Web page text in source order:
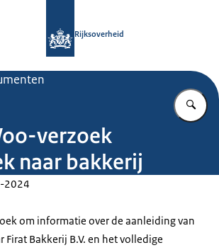
Rijksoverheid
verzoek
naar bakkerij
2024
om informatie over de aanleiding van
Firat Bakkerij B.V. en het volledige